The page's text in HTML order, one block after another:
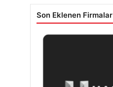
Son Eklenen Firmalar